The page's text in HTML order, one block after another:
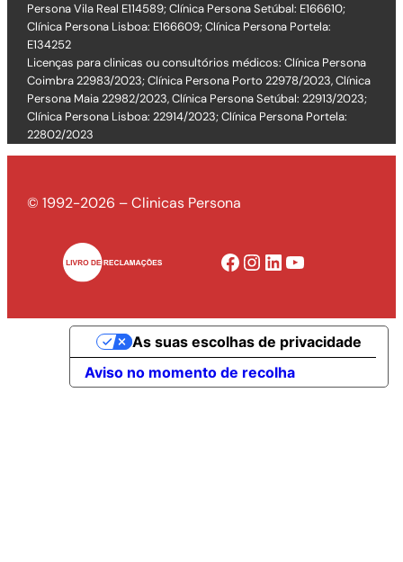
Persona Vila Real E114589; Clínica Persona Setúbal: E166610;
Clínica Persona Lisboa: E166609; Clínica Persona Portela:
E134252
Licenças para clinicas ou consultórios médicos: Clínica Persona
Coimbra 22983/2023; Clínica Persona Porto 22978/2023, Clínica
Persona Maia 22982/2023, Clínica Persona Setúbal: 22913/2023;
Clínica Persona Lisboa: 22914/2023; Clínica Persona Portela:
22802/2023
© 1992-2026 – Clinicas Persona
Facebook Instagram LinkedIn YouTube
Aviso no momento de recolha
As suas escolhas de privacidade